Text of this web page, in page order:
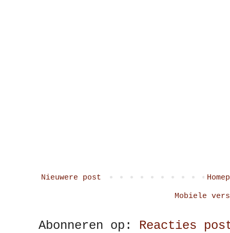
Nieuwere post
Mobiele
Abonneren op: Reacties